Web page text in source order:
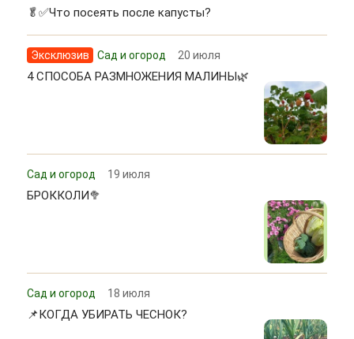
🥬✅Что посеять после капусты?
Эксклюзив Сад и огород 20 июля
4 СПОСОБА РАЗМНОЖЕНИЯ МАЛИНЫ🌿
Сад и огород 19 июля
БРОККОЛИ🥦
Сад и огород 18 июля
📌КОГДА УБИРАТЬ ЧЕСНОК?